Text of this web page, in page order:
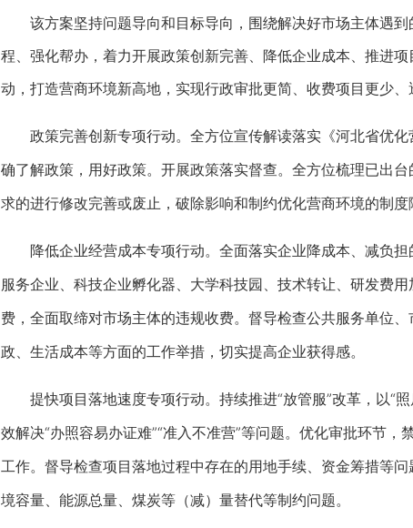
该方案坚持问题导向和目标导向，围绕解决好市场主体遇到
程、强化帮办，着力开展政策创新完善、降低企业成本、推进
动，打造营商环境新高地，实现行政审批更简、收费项目更少
政策完善创新专项行动。全方位宣传解读落实《河北省优化
确了解政策，用好政策。开展政策落实督查。全方位梳理已出
求的进行修改完善或废止，破除影响和制约优化营商环境的制度
降低企业经营成本专项行动。全面落实企业降成本、减负担
服务企业、科技企业孵化器、大学科技园、技术转让、研发费
费，全面取缔对市场主体的违规收费。督导检查公共服务单位
政、生活成本等方面的工作举措，切实提高企业获得感。
提快项目落地速度专项行动。持续推进“放管服”改革，以“照
效解决“办照容易办证难”“准入不准营”等问题。优化审批环节
工作。督导检查项目落地过程中存在的用地手续、资金筹措等
境容量、能源总量、煤炭等（减）量替代等制约问题。